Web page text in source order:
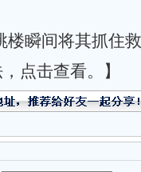
楼瞬间将其抓住
点击查看。】